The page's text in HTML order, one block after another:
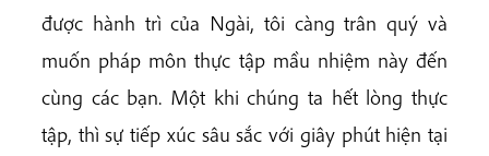
được hành trì của Ngài, tôi càng trân quý và
muốn pháp môn thực tập mầu nhiệm này đến
cùng các bạn. Một khi chúng ta hết lòng thực
tập, thì sự tiếp xúc sâu sắc với giây phút hiện tại